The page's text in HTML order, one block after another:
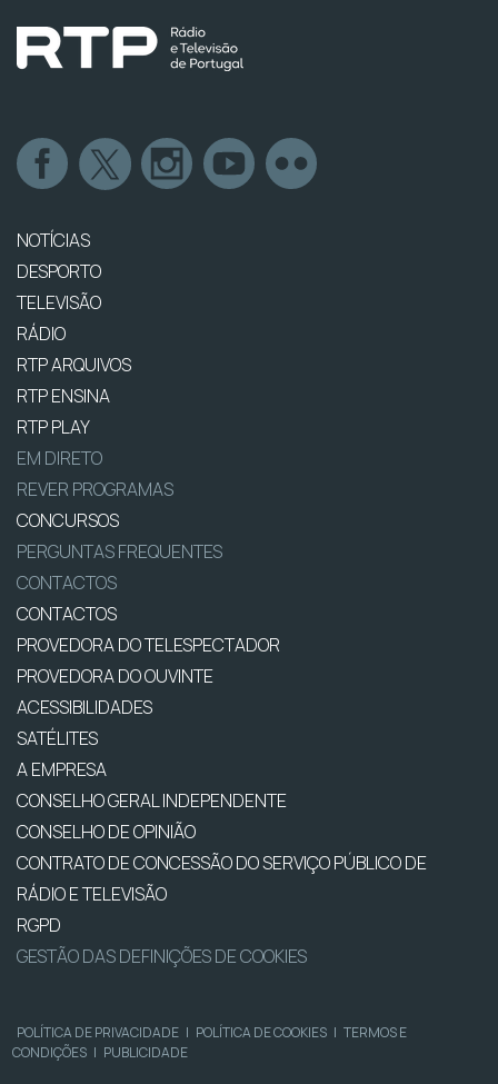
NOTÍCIAS
DESPORTO
TELEVISÃO
RÁDIO
RTP ARQUIVOS
RTP ENSINA
RTP PLAY
EM DIRETO
REVER PROGRAMAS
CONCURSOS
PERGUNTAS FREQUENTES
CONTACTOS
CONTACTOS
PROVEDORA DO TELESPECTADOR
PROVEDORA DO OUVINTE
ACESSIBILIDADES
SATÉLITES
A EMPRESA
CONSELHO GERAL INDEPENDENTE
CONSELHO DE OPINIÃO
CONTRATO DE CONCESSÃO DO SERVIÇO PÚBLICO DE
RÁDIO E TELEVISÃO
RGPD
GESTÃO DAS DEFINIÇÕES DE COOKIES
POLÍTICA DE PRIVACIDADE | POLÍTICA DE COOKIES | TERMOS E
CONDIÇÕES | PUBLICIDADE